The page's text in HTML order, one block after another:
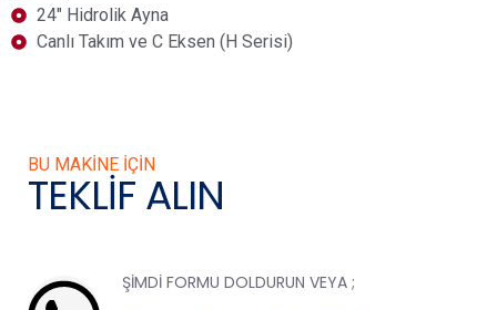
24" Hidrolik Ayna
Canlı Takım ve C Eksen (H Serisi)
BU MAKINE IÇIN
TEKLIF ALIN
ŞIMDI FORMU DOLDURUN VEYA ;